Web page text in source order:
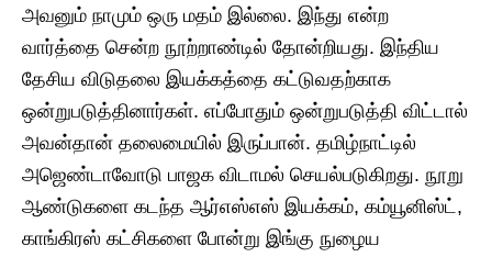
அவனும் நாமும் ஒரு மதம் இல்லை. இந்து என்ற
வார்த்தை சென்ற நூற்றாண்டில் தோன்றியது. இந்திய
தேசிய விடுதலை இயக்கத்தை கட்டுவதற்காக
ஒன்றுபடுத்தினார்கள். எப்போதும் ஒன்றுபடுத்தி விட்டால்
அவன்தான் தலைமையில் இருப்பான். தமிழ்நாட்டில்
அஜெண்டாவோடு பாஜக விடாமல் செயல்படுகிறது. நூறு
ஆண்டுகளை கடந்த ஆர்எஸ்எஸ் இயக்கம், கம்யூனிஸ்ட்,
காங்கிரஸ் கட்சிகளை போன்று இங்கு நுழைய